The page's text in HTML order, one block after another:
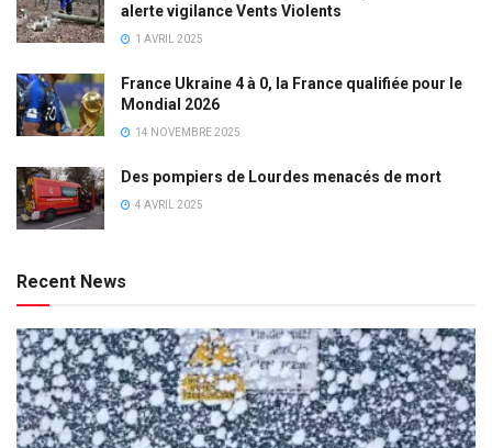
alerte vigilance Vents Violents
1 AVRIL 2025
France Ukraine 4 à 0, la France qualifiée pour le
Mondial 2026
14 NOVEMBRE 2025
Des pompiers de Lourdes menacés de mort
4 AVRIL 2025
Recent News